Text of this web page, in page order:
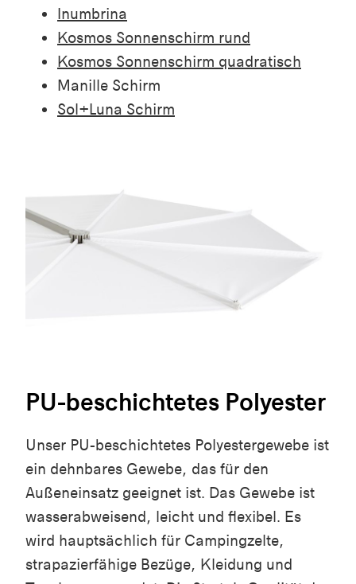
Inumbrina
Kosmos Sonnenschirm rund
Kosmos Sonnenschirm quadratisch
Manille Schirm
Sol+Luna Schirm
PU-beschichtetes Polyester
Unser PU-beschichtetes Polyestergewebe ist
ein dehnbares Gewebe, das für den
Außeneinsatz geeignet ist. Das Gewebe ist
wasserabweisend, leicht und flexibel. Es
wird hauptsächlich für Campingzelte,
strapazierfähige Bezüge, Kleidung und